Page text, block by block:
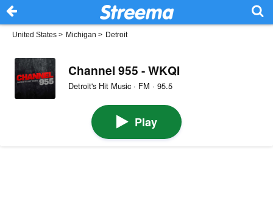
United States > Michigan > Detroit
Channel 955 - WKQI
Detroit's Hit Music · FM · 95.5
Play